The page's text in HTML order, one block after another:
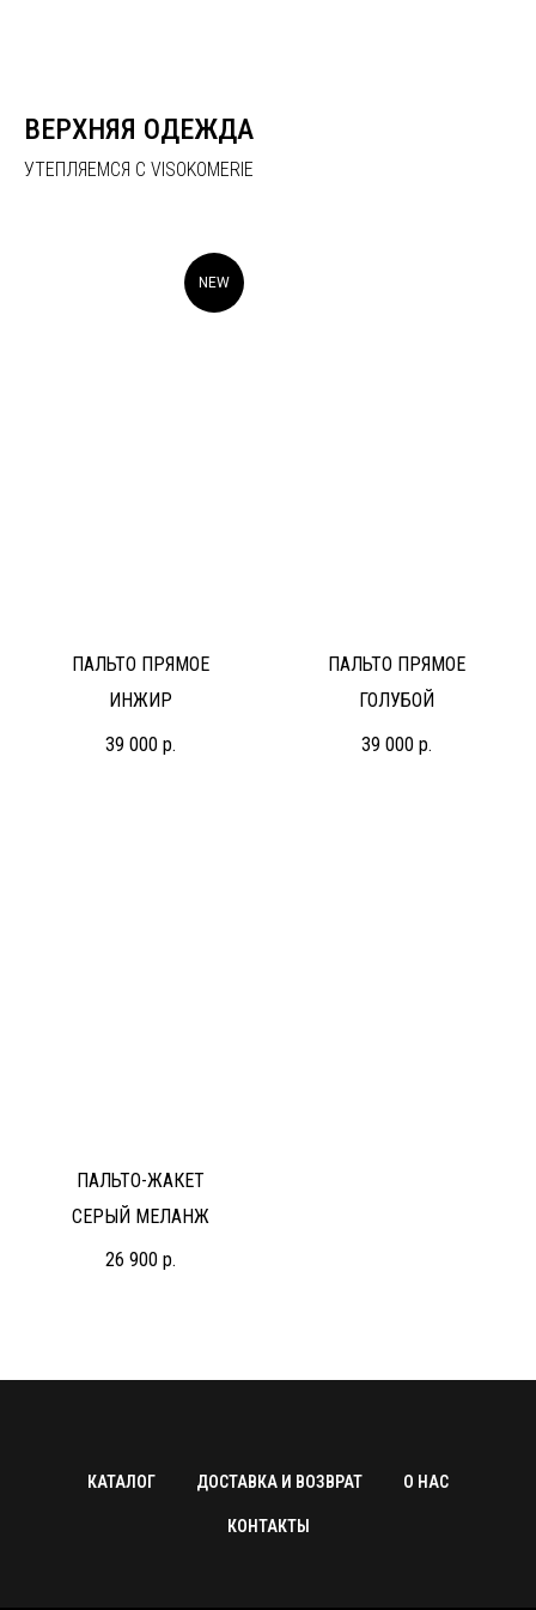
ВЕРХНЯЯ ОДЕЖДА
УТЕПЛЯЕМСЯ С VISOKOMERIE
NEW
ПАЛЬТО ПРЯМОЕ
ИНЖИР
39 000 р.
ПАЛЬТО ПРЯМОЕ
ГОЛУБОЙ
39 000 р.
ПАЛЬТО-ЖАКЕТ
СЕРЫЙ МЕЛАНЖ
26 900 р.
КАТАЛОГ ДОСТАВКА И ВОЗВРАТ О НАС
КОНТАКТЫ